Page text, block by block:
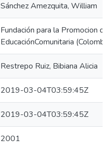
Sánchez Amezquita, William
Fundación para la Promocion
EducaciónComunitaria
Restrepo Ruiz, Bibiana Alicia
2019-03-04T03:59:45Z
2019-03-04T03:59:45Z
2001